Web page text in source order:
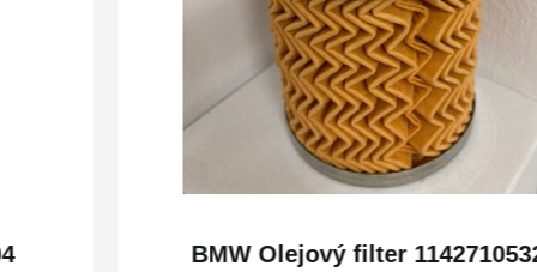
BMW Olejový filter 11427105320